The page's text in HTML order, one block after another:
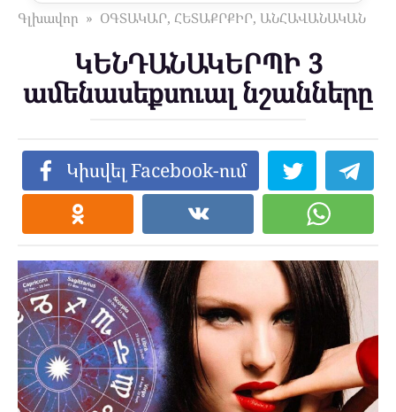
Գլխավոր » ՕԳՏԱԿԱՐ, ՀԵՏԱՔՐՔԻՐ, ԱՆՀԱՎԱՆԱԿԱՆ
ԿԵՆԴԱՆԱԿԵՐՊԻ 3
ամենասեքսուալ նշանները
Կիսվել Facebook-ում